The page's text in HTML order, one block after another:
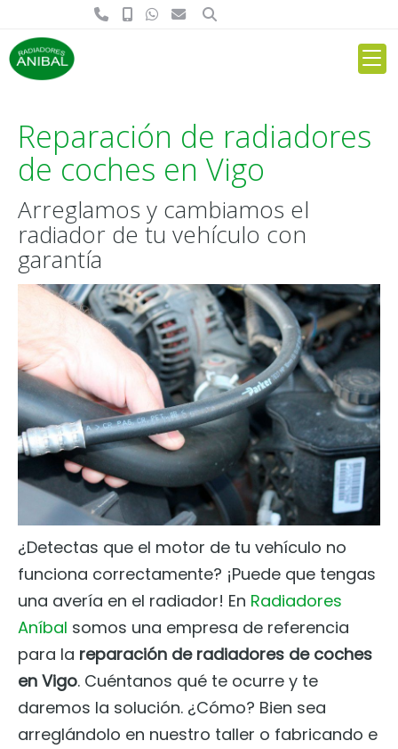
Reparación de radiadores
de coches en Vigo
Arreglamos y cambiamos el
radiador de tu vehículo con
garantía
¿Detectas que el motor de tu vehículo no
funciona correctamente? ¡Puede que tengas
una avería en el radiador! En Radiadores
Aníbal somos una empresa de referencia
para la reparación de radiadores de coches
en Vigo. Cuéntanos qué te ocurre y te
daremos la solución. ¿Cómo? Bien sea
arreglándolo en nuestro taller o fabricando e